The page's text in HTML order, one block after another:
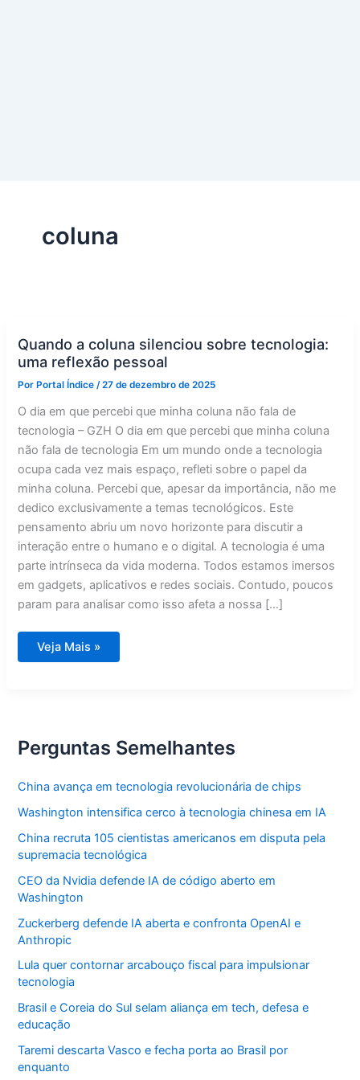
coluna
Quando a coluna silenciou sobre tecnologia:
uma reflexão pessoal
Por Portal Índice/27 de dezembro de 2025
O dia em que percebi que minha coluna não fala de
tecnologia – GZH O dia em que percebi que minha coluna
não fala de tecnologia Em um mundo onde a tecnologia
ocupa cada vez mais espaço, refleti sobre o papel da
minha coluna. Percebi que, apesar da importância, não me
dedico exclusivamente a temas tecnológicos. Este
pensamento abriu um novo horizonte para discutir a
interação entre o humano e o digital. A tecnologia é uma
parte intrínseca da vida moderna. Todos estamos imersos
em gadgets, aplicativos e redes sociais. Contudo, poucos
param para analisar como isso afeta a nossa […]
Quando
Veja Mais »
Perguntas Semelhantes
China avança em tecnologia revolucionária de chips
Washington intensifica cerco à tecnologia chinesa em IA
China recruta 105 cientistas americanos em disputa pela
supremacia tecnológica
CEO da Nvidia defende IA de código aberto em
Washington
Zuckerberg defende IA aberta e confronta OpenAI e
Anthropic
Lula quer contornar arcabouço fiscal para impulsionar
tecnologia
Brasil e Coreia do Sul selam aliança em tech, defesa e
educação
Taremi descarta Vasco e fecha porta ao Brasil por
enquanto